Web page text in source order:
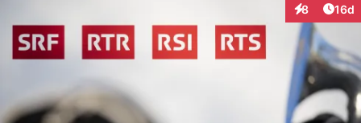
8
Interaktionen
16d